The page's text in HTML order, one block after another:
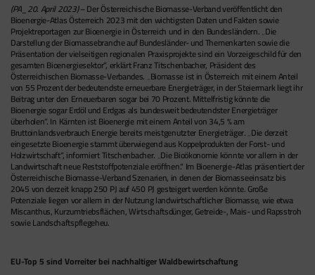
(PA_20. April 2023)– Der Österreichische Biomasse-Verband veröffentlicht den
Bioenergie-Atlas Österreich 2023 mit den wichtigsten Daten und Fakten sowie
Projektreportagen zur Bioenergie in Österreich und in den Bundesländern. „Die
Darstellung der Biomassebranche auf Bundesländer- und Themenkarten sowie die
Präsentation der vielseitigen regionalen Praxisprojekte sind ein Vorzeigeschild für den
gesamten Bioenergiesektor“, erklärt Franz Titschenbacher, Präsident des
Österreichischen Biomasse-Verbandes. „Biomasse ist in Österreich mit einem Anteil
von 55 Prozent der bedeutendste erneuerbare Energieträger, in der Steiermark liegt ihr
Beitrag unter den Erneuerbaren sogar bei 70 Prozent. Mittelfristig könnte die
Bioenergie sogar Erdöl und Erdgas als bundesweit bedeutendster Energieträger
überholen“. In Kärnten ist Bioenergie mit einem Anteil von 34,5 % am
Bruttoinlandsverbrauch Energie bereits meistgenutzter Energieträger. „Die derzeit
eingesetzte Bioenergie stammt überwiegend aus Koppelprodukten der Forst- und
Holzwirtschaft“, informiert Titschenbacher. „Die Bioökonomie könnte vor allem in der
Landwirtschaft neue Reststoffpotenziale eröffnen.“ Im Bioenergie-Atlas präsentiert der
Österreichische Biomasse-Verband Szenarien, in denen der Biomasseeinsatz bis
2045 von derzeit knapp 250 PJ auf 450 PJ gesteigert werden könnte. Große
Potenziale liegen vor allem in der Nutzung landwirtschaftlicher Biomasse, wie etwa
Miscanthus, Kurzumtriebsflächen, Wirtschaftsdünger, Getreide-, Mais- und Rapsstroh
sowie Landschaftspflegeheu.
EU-Top 5 sind Vorreiter bei nachhaltiger Waldbewirtschaftung